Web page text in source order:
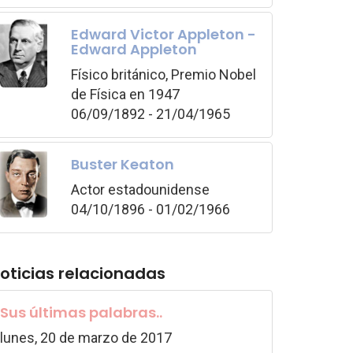
Edward Victor Appleton -
Edward Appleton
Físico británico, Premio Nobel
de Física en 1947
06/09/1892 - 21/04/1965
Buster Keaton
Actor estadounidense
04/10/1896 - 01/02/1966
relacionadas
Sus últimas palabras..
lunes, 20 de marzo de 2017